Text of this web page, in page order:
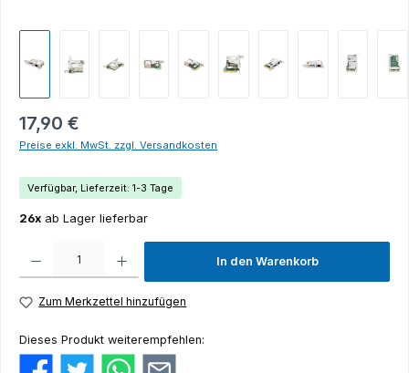
17,90 €
Preise exkl. MwSt. zzgl. Versandkosten
Verfügbar, Lieferzeit: 1-3 Tage
26x ab Lager lieferbar
In den Warenkorb
Zum Merkzettel hinzufügen
Dieses Produkt weiterempfehlen: